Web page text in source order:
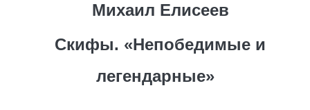
Михаил Елисеев
Скифы. «Непобедимые и
легендарные»